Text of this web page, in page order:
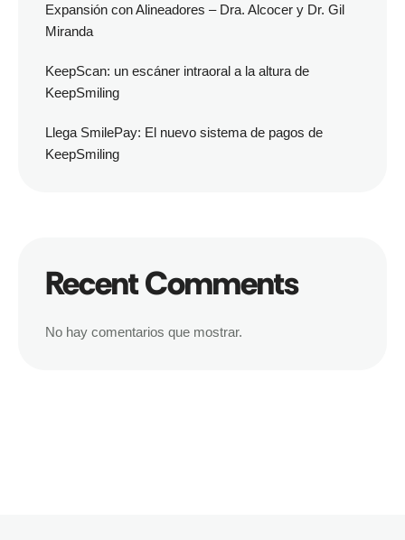
Expansión con Alineadores – Dra. Alcocer y Dr. Gil
Miranda
KeepScan: un escáner intraoral a la altura de
KeepSmiling
Llega SmilePay: El nuevo sistema de pagos de
KeepSmiling
Recent Comments
No hay comentarios que mostrar.